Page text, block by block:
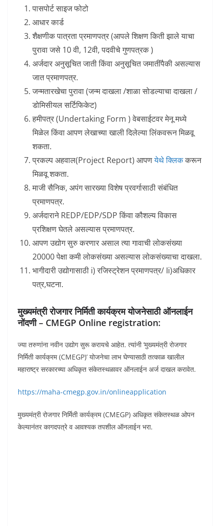
पासपोर्ट साइज फोटो
आधार कार्ड
शैक्षणीक पात्रता प्रमाणपत्र (आपले शिक्षण किती झाले याचा
पुरावा जसे 10 वी, 12वी, पदवीचे गुणपत्रक )
अर्जदार अनुसूचित जाती किंवा अनुसूचित जमातींपैकी असल्यास
जात प्रमाणपत्र.
जन्मतारखेचा पुरावा (जन्म दाखला /शाळा सोडल्याचा दाखला /
डोमिसीयल सर्टिफिकेट)
हमीपत्र (Undertaking Form ) वेबसाईटवर मेनू मध्ये
मिळेल किंवा आपण लेखाच्या खाली दिलेल्या लिंकवरून मिळवू
शकता.
प्रकल्प अहवाल(Project Report) आपणयेथे क्लिककरून
मिळवू शकता.
माजी सैनिक, अपंग सारख्या विशेष प्रवर्गासाठी संबंधित
प्रमाणपत्र.
अर्जदाराने REDP/EDP/SDP किंवा कौशल्य विकास
प्रशिक्षण घेतले असल्यास प्रमाणपत्र.
आपण उद्योग सुरु करणार असाल त्या गावाची लोकसंख्या
20000 पेक्षा कमी लोकसंख्या असल्यास लोकसंख्याचा दाखला.
भागीदारी उद्योगासाठी i) रजिस्ट्रेशन प्रमाणपत्र/ Ii)अधिकार
पत्र,घटना.
मुख्यमंत्री रोजगार निर्मिती कार्यक्रम योजनेसाठी ऑनलाईन
नोंदणी – CMEGP Online registration:
ज्या तरुणांना नवीन उद्योग सुरू करायचे आहेत. त्यांनी ‘मुख्यमंत्री रोजगार
निर्मिती कार्यक्रम (CMEGP)’ योजनेचा लाभ घेण्यासाठी तत्काळ खालील
महाराष्ट्र सरकारच्या अधिकृत संकेतस्थळावर ऑनलाईन अर्ज दाखल करावेत.
https://maha-cmegp.gov.in/onlineapplication
मुख्यमंत्री रोजगार निर्मिती कार्यक्रम (CMEGP) अधिकृत संकेतस्थळ ओपन
केल्यानंतर कागदपत्रे व आवश्यक तपशील ऑनलाईन भरा.